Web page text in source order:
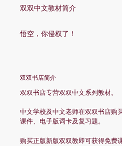
双双中文教材简介
悟空，你侵权了！
双双书店简介
双双书店专营双双中文系列教材。
中文学校及中文老师在双双书店购
课件、电子版词卡及复习题。
购买正版新版双双教即可获得免费